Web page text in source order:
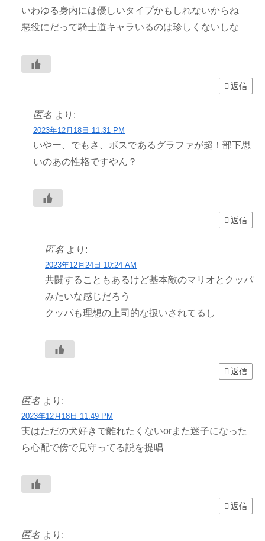
いわゆる身内には優しいタイプかもしれないからね
悪役にだって騎士道キャラいるのは珍しくないしな
返信
匿名 より:
2023年12月18日 11:31 PM
いやー、でもさ、ボスであるグラファが超！部下思
いのあの性格ですやん？
返信
匿名 より:
2023年12月24日 10:24 AM
共闘することもあるけど基本敵のマリオとクッパ
みたいな感じだろう
クッパも理想の上司的な扱いされてるし
返信
匿名 より:
2023年12月18日 11:49 PM
実はただの犬好きで離れたくないorまた迷子になった
ら心配で傍で見守ってる説を提唱
返信
匿名 より: